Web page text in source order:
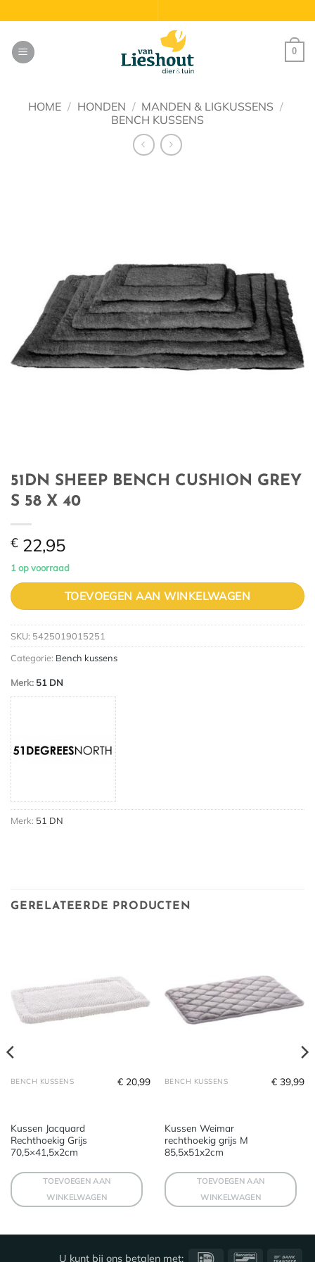
naar
inhoud
0
HOME / HONDEN / MANDEN & LIGKUSSENS /
BENCH KUSSENS
51DN SHEEP BENCH CUSHION GREY
S 58 X 40
€ 22,95
1 op voorraad
TOEVOEGEN AAN WINKELWAGEN
SKU: 5425019015251
Categorie: Bench kussens
Merk: 51 DN
Merk: 51 DN
GERELATEERDE PRODUCTEN
BENCH KUSSENS
Kussen Jacquard
Rechthoekig Grijs
70,5×41,5x2cm
€ 20,99
TOEVOEGEN AAN
WINKELWAGEN
BENCH KUSSENS
Kussen Weimar
rechthoekig grijs M
85,5x51x2cm
€ 39,99
TOEVOEGEN AAN
WINKELWAGEN
U kunt bij ons betalen met: IDeal Bancontact